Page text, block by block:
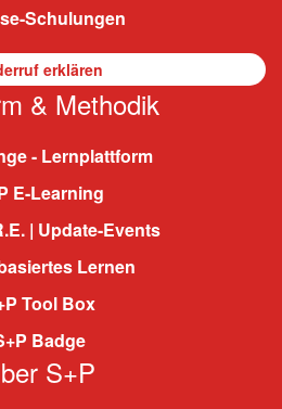
Schulungen
erklären
& Methodik
- Lernplattform
E-Learning
| Update-Events
Lernen
Tool Box
Badge
S+P